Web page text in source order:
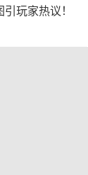
玩家热议！